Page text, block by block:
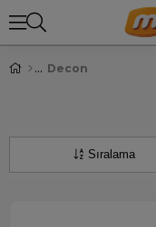
Decon
Sıralama